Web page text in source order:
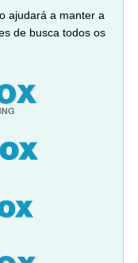
ajudará a manter a
de busca todos os